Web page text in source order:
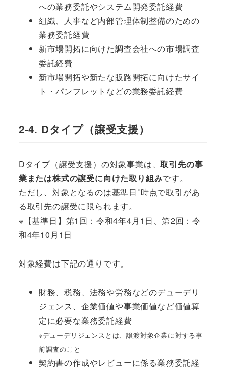
への業務委託やシステム開発委託経費
組織、人事など内部管理体制整備のための
業務委託経費
新市場開拓に向けた調査会社への市場調査
委託経費
新市場開拓や新たな販路開拓に向けたサイ
ト・パンフレットなどの業務委託経費
2-4. Dタイプ（譲受支援）
Dタイプ（譲受支援）の対象事業は、取引先の事
業または株式の譲受に向けた取り組みです。
ただし、対象となるのは基準日 ※ 時点で取引があ
る取引先の譲受に限られます。
※【基準日】第1回：令和4年4月1日、第2回：令
和4年10月1日
対象経費は下記の通りです。
財務、税務、法務や労務などのデューデリ
ジェンス、企業価値や事業価値など価値算
定に必要な業務委託経費
※デューデリジェンスとは、譲渡対象企業に対する事
前調査のこと
契約書の作成やレビューに係る業務委託経